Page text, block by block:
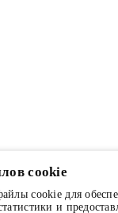
cookie
cookie для
и